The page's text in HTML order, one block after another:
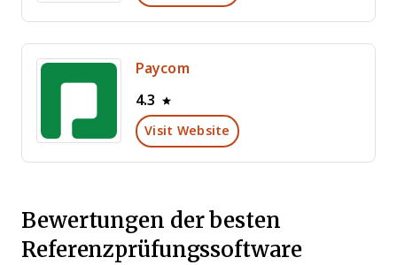
Paycom
4.3
Visit Website
Bewertungen der besten
Referenzprüfungssoftware